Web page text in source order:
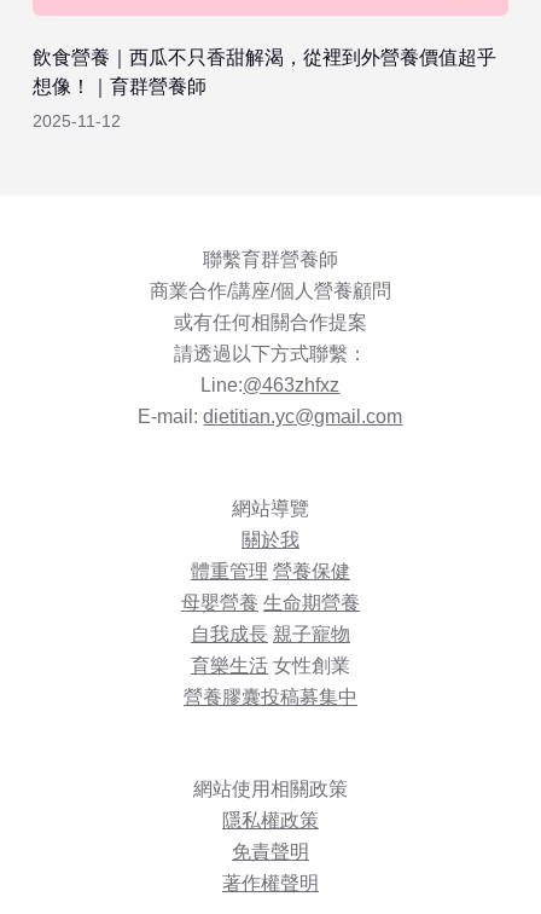
飲食營養｜西瓜不只香甜解渴，從裡到外營養價值超乎
想像！｜育群營養師
2025-11-12
聯繫育群營養師
商業合作/講座/個人營養顧問
或有任何相關合作提案
請透過以下方式聯繫：
Line:@463zhfxz
E-mail:dietitian.yc@gmail.com
網站導覽
關於我
體重管理 營養保健
母嬰營養 生命期營養
自我成長 親子寵物
育樂生活女性創業
營養膠囊投稿募集中
網站使用相關政策
隱私權政策
免責聲明
著作權聲明